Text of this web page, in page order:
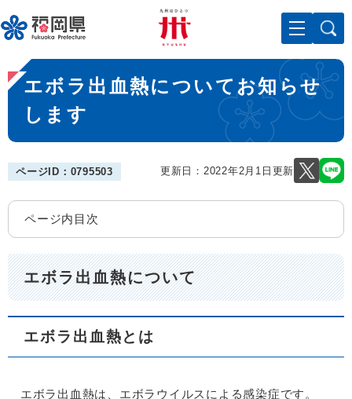
ー
ジ
先
頭
。
メニューを飛ばして本文へ
本
文
エボラ出血熱についてお知らせ
します
ページID：0795503 更新日：2022年2月1日更新
ページ内目次
エボラ出血熱について
エボラ出血熱とは
エボラ出血熱は、エボラウイルスによる感染症です。